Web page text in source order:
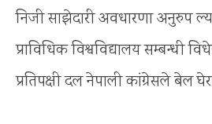
निजी साझेदारी अवधारणा अनुरुप
प्राविधिक विश्वविद्यालय सम्बन्धी
प्रतिपक्षी दल नेपाली कांग्रेसले बेल